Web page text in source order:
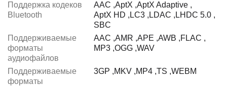
Поддержка кодеков
Bluetooth
AAC ,AptX ,AptX Adaptive ,
AptX HD , LC3 , LDAC , LHDC 5.0 ,
SBC
Поддерживаемые
форматы
аудиофайлов
AAC ,AMR ,APE ,AWB ,FLAC ,
MP3 ,OGG ,WAV
Поддерживаемые
форматы
3GP ,MKV ,MP4 ,TS ,WEBM